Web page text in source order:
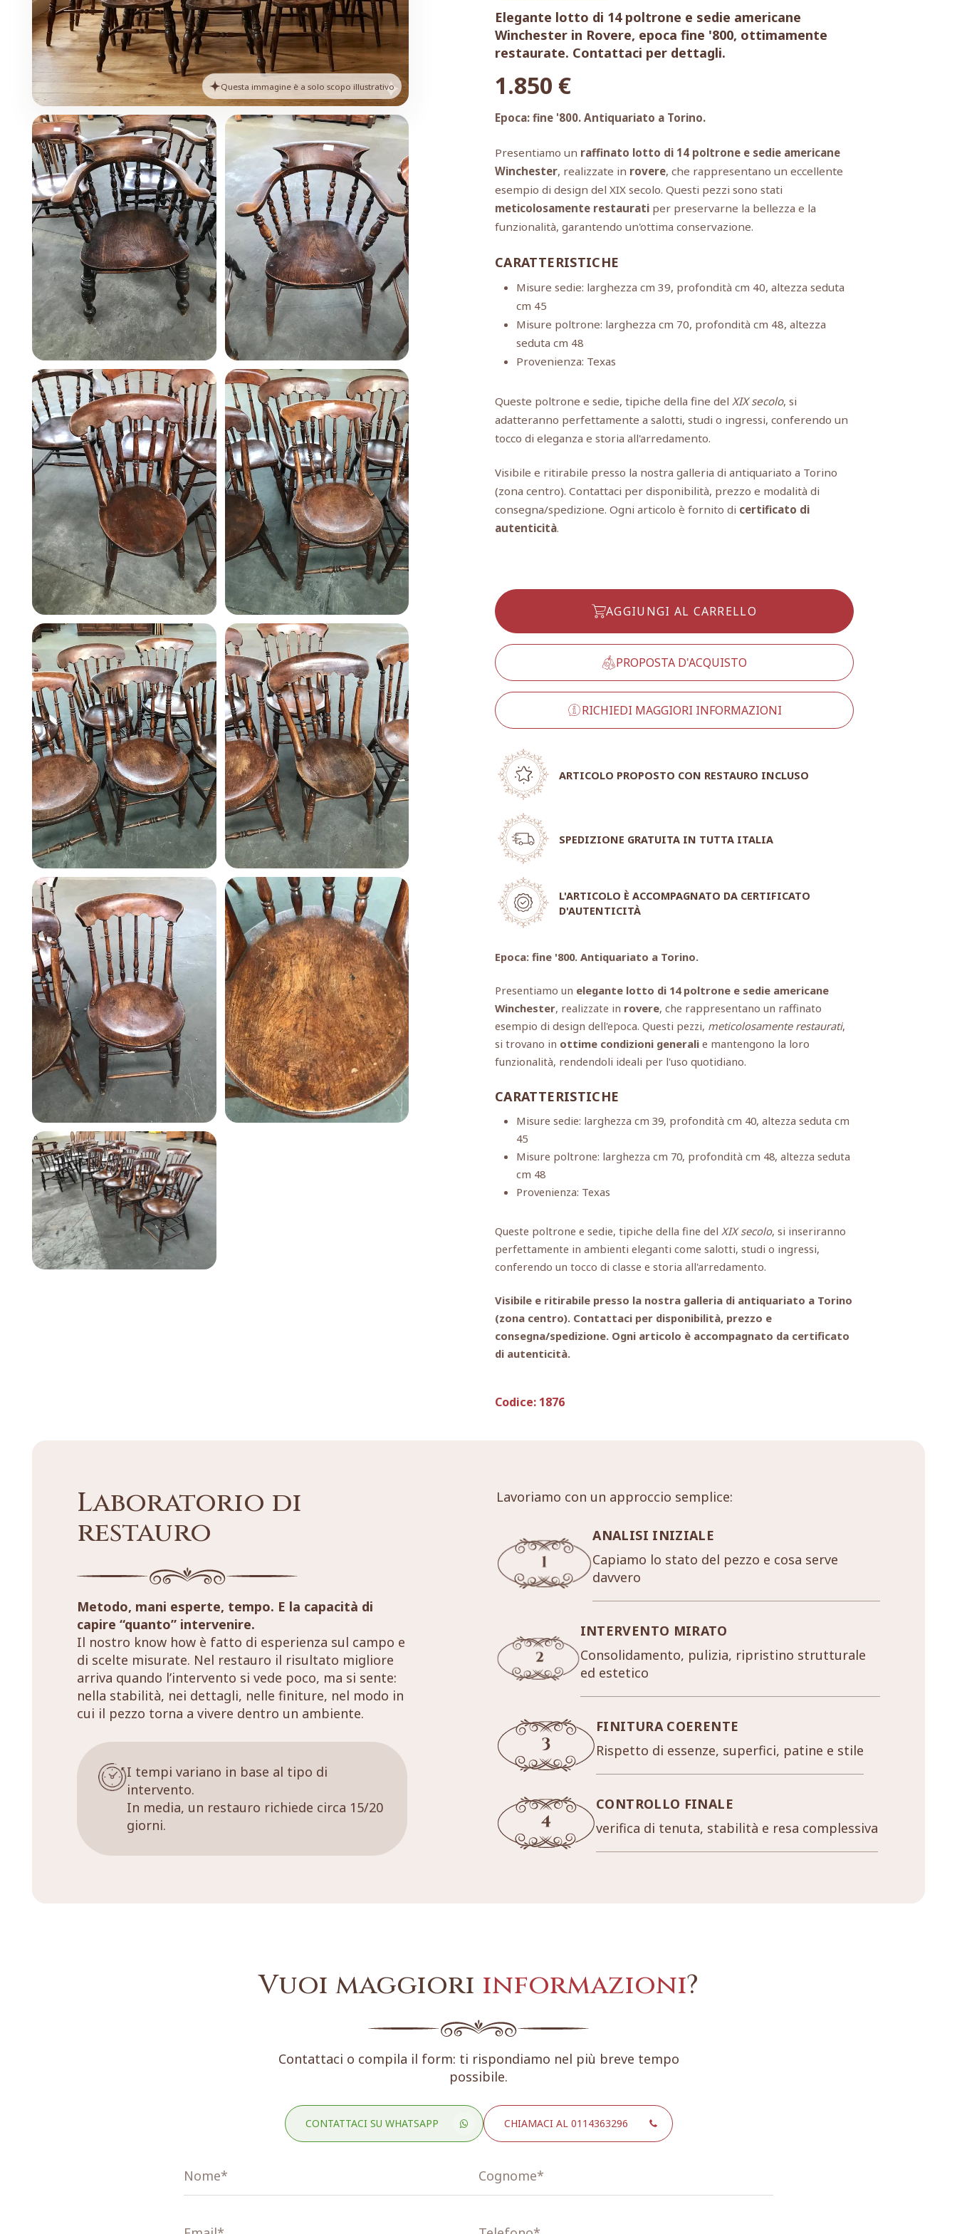
Questa immagine è a solo scopo illustrativo
Elegante lotto di 14 poltrone e sedie americane
Winchester in Rovere, epoca fine '800, ottimamente
restaurate. Contattaci per dettagli.
1.850 €
Epoca: fine '800. Antiquariato a Torino.
Presentiamo un raffinato lotto di 14 poltrone e sedie americane
Winchester, realizzate in rovere, che rappresentano un eccellente
esempio di design del XIX secolo. Questi pezzi sono stati
meticolosamente restaurati per preservarne la bellezza e la
funzionalità, garantendo un'ottima conservazione.
CARATTERISTICHE
Misure sedie: larghezza cm 39, profondità cm 40, altezza seduta
cm 45
Misure poltrone: larghezza cm 70, profondità cm 48, altezza
seduta cm 48
Provenienza: Texas
Queste poltrone e sedie, tipiche della fine del XIX secolo, si
adatteranno perfettamente a salotti, studi o ingressi, conferendo un
tocco di eleganza e storia all'arredamento.
Visibile e ritirabile presso la nostra galleria di antiquariato a Torino
(zona centro). Contattaci per disponibilità, prezzo e modalità di
consegna/spedizione. Ogni articolo è fornito di certificato di
autenticità.
AGGIUNGI AL CARRELLO
PROPOSTA D'ACQUISTO
RICHIEDI MAGGIORI INFORMAZIONI
ARTICOLO PROPOSTO CON RESTAURO INCLUSO
SPEDIZIONE GRATUITA IN TUTTA ITALIA
L'ARTICOLO È ACCOMPAGNATO DA CERTIFICATO
D'AUTENTICITÀ
Epoca: fine '800. Antiquariato a Torino.
Presentiamo un elegante lotto di 14 poltrone e sedie americane
Winchester, realizzate in rovere, che rappresentano un raffinato
esempio di design dell'epoca. Questi pezzi, meticolosamente restaurati,
si trovano in ottime condizioni generali e mantengono la loro
funzionalità, rendendoli ideali per l'uso quotidiano.
CARATTERISTICHE
Misure sedie: larghezza cm 39, profondità cm 40, altezza seduta cm
45
Misure poltrone: larghezza cm 70, profondità cm 48, altezza seduta
cm 48
Provenienza: Texas
Queste poltrone e sedie, tipiche della fine del XIX secolo, si inseriranno
perfettamente in ambienti eleganti come salotti, studi o ingressi,
conferendo un tocco di classe e storia all'arredamento.
Visibile e ritirabile presso la nostra galleria di antiquariato a Torino
(zona centro). Contattaci per disponibilità, prezzo e
consegna/spedizione. Ogni articolo è accompagnato da certificato
di autenticità.
Codice: 1876
Laboratorio di
restauro
Metodo, mani esperte, tempo. E la capacità di
capire “quanto” intervenire.
Il nostro know how è fatto di esperienza sul campo e
di scelte misurate. Nel restauro il risultato migliore
arriva quando l’intervento si vede poco, ma si sente:
nella stabilità, nei dettagli, nelle finiture, nel modo in
cui il pezzo torna a vivere dentro un ambiente.
I tempi variano in base al tipo di
intervento.
In media, un restauro richiede circa 15/20
giorni.
Lavoriamo con un approccio semplice:
ANALISI INIZIALE
Capiamo lo stato del pezzo e cosa serve
davvero
INTERVENTO MIRATO
Consolidamento, pulizia, ripristino strutturale
ed estetico
FINITURA COERENTE
Rispetto di essenze, superfici, patine e stile
CONTROLLO FINALE
verifica di tenuta, stabilità e resa complessiva
Vuoi maggiori informazioni?
Contattaci o compila il form: ti rispondiamo nel più breve tempo
possibile.
CONTATTACI SU WHATSAPP CHIAMACI AL 0114363296